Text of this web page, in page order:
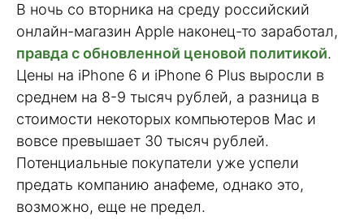
В ночь со вторника на среду российский
онлайн-магазин Apple наконец-то заработал,
правда с обновленной ценовой политикой.
Цены на iPhone 6 и iPhone 6 Plus выросли в
среднем на 8-9 тысяч рублей, а разница в
стоимости некоторых компьютеров Mac и
вовсе превышает 30 тысяч рублей.
Потенциальные покупатели уже успели
предать компанию анафеме, однако это,
возможно, еще не предел.